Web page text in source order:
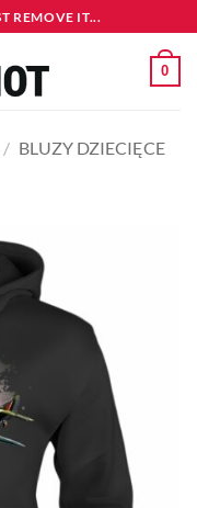
REMOVE IT...
0
/ BLUZY DZIECIĘCE